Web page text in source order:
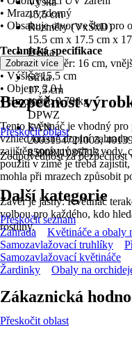
15,5 cm
Rozměry (VxŠxD)
15.5 cm x 17.5 cm x
Délka
17,5 cm
Šířka
17,5 cm
KČZ
DPWZ
EAN
2003154721003,
8590811085713
• Mrazuvzdorný
• Obsahuje otvor ve dnu pro
Technická specifikace
• Vnitřní průměr: 16 cm,
• Výška: 15,5 cm
• Objem: 2,0 l
• Hmotnost: 0,79 kg
Tento květináč je vhodný
vzhled krásně doplní
zajištěn správný odtok vody,
použití v zimě je třeba
mohla při mrazech způsobit
Závěr je jasný: Květináč
volbou pro každého, kdo
rostliny.
Zobrazit více
Bezpečnost
Přeskočit oblast
Zodpovědnost za
Další kategorie
Přeskočit seznam
Zahrada
Květináče a obaly
Samozavlažovací truhlíky
Samozavlažovací květináče
Žardinky
Obaly na
Zákaznická
Přeskočit oblast